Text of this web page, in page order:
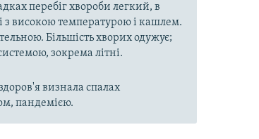
перебіг хвороби легкий, в
з високою температурою і кашлем.
Більшість хворих одужує;
зокрема літні.
визнала спалах
пандемією.